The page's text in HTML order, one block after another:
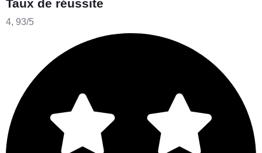
Taux de réussite
4, 93/5